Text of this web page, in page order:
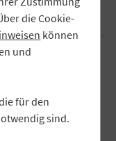
Unternehmen
DATEV-
die Cookie-
können
und
für den
sind.